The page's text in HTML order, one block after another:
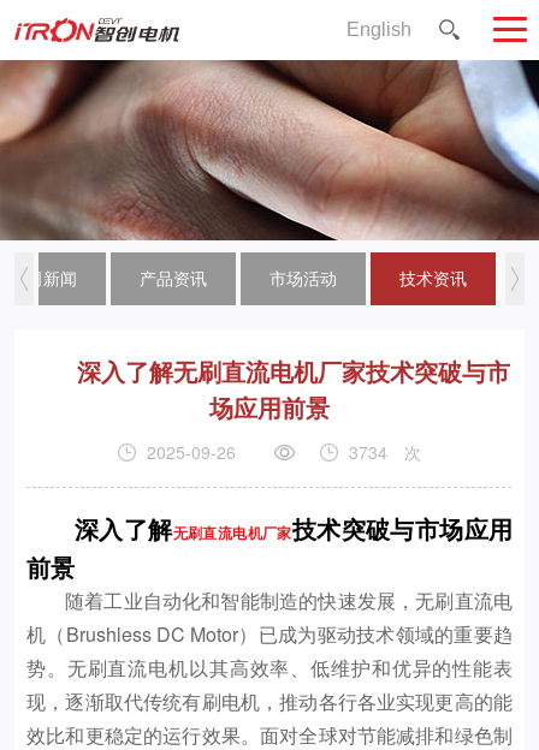
English
公司新闻 产品资讯 市场活动 技术资讯
深入了解无刷直流电机厂家技术突破与市
场应用前景
2025-09-26 3734 次
深入了解无刷直流电机厂家技术突破与市场应用
前景
随着工业自动化和智能制造的快速发展，无刷直流电
机（Brushless DC Motor）已成为驱动技术领域的重要趋
势。无刷直流电机以其高效率、低维护和优异的性能表
现，逐渐取代传统有刷电机，推动各行各业实现更高的能
效比和更稳定的运行效果。面对全球对节能减排和绿色制